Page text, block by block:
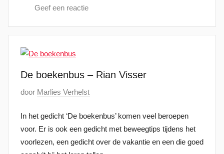
2
7
e
p
e
m
b
Geef een reactie
De boekenbus – Rian Visser
G
p
l
a
door Marlies Verhelst
In het gedicht ‘De boekenbus’ komen veel beroepen
voor. Er is ook een gedicht met beweegtips tijdens het
voorlezen, een gedicht over de vakantie en een die goed